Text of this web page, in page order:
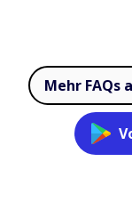
Mehr FAQs